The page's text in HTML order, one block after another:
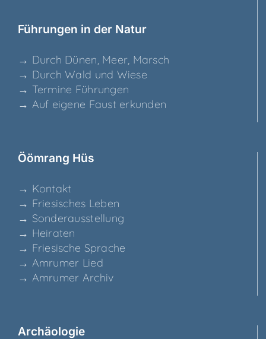
Füh­run­gen in der Natur
→ Durch Dünen, Meer, Marsch
→ Durch Wald und Wiese
→ Ter­mi­ne Führungen
→ Auf eige­ne Faust erkunden
Ööm­rang Hüs
→ Kon­takt
→ Frie­si­sches Leben
→ Son­der­aus­stel­lung
→ Hei­ra­ten
→ Frie­si­sche Sprache
→ Amru­mer Lied
→ Amru­mer Archiv
Archäo­lo­gie